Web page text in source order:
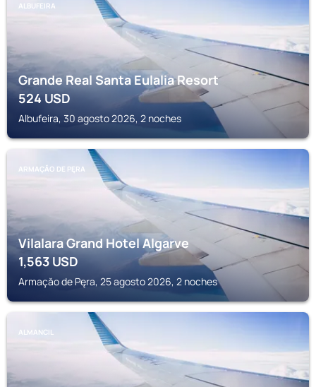
ALBUFEIRA
Grande Real Santa Eulalia Resort
524USD
Albufeira, 30 agosto 2026, 2 noches
ARMAÇĂO DE PĘRA
Vilalara Grand Hotel Algarve
1,563 USD
Armaçăo de Pęra, 25 agosto 2026, 2 noches
ALMANCIL